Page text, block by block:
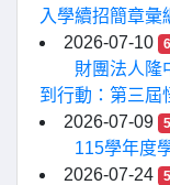
入學續招簡章彙
2026-07-10
財團法人隆
到行動：第三屆
2026-07-09
115學年度
2026-07-24